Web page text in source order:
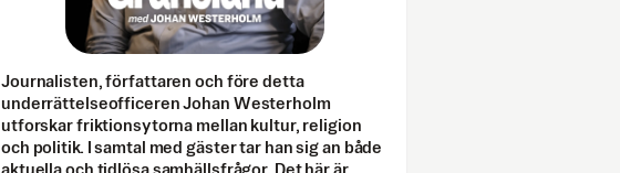
Journalisten, författaren och före detta
underrättelseofficeren Johan Westerholm
utforskar friktionsytorna mellan kultur, religion
och politik. I samtal med gäster tar han sig an både